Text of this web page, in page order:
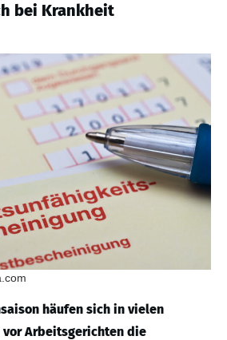
bei Krankheit
häufen sich in vielen
Arbeitsgerichten die